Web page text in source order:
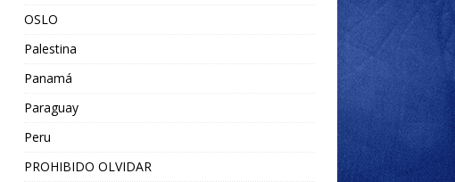
OSLO
Palestina
Panamá
Paraguay
Peru
PROHIBIDO OLVIDAR